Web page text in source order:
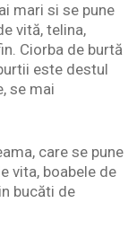
mari si se pune
vită, telina,
Ciorba de burtă
este destul
se mai
care se pune
vita, boabele de
bucăti de